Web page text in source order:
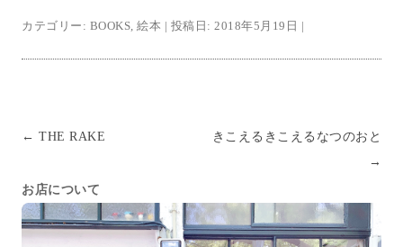
カテゴリー: BOOKS 絵本 | 投稿日: 2018年5月19日 |
投稿ナビゲーション
← THE RAKE
きこえるきこえるなつのおと
→
お店について